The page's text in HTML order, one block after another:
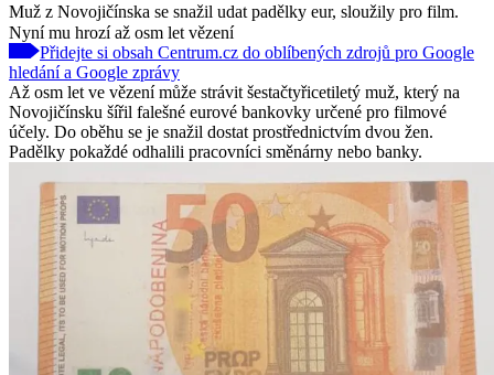
Muž z Novojičínska se snažil udat padělky eur, sloužily pro film.
Nyní mu hrozí až osm let vězení
Přidejte si obsah Centrum.cz do oblíbených zdrojů pro Google
hledání a Google zprávy
Až osm let ve vězení může strávit šestačtyřicetiletý muž, který na
Novojičínsku šířil falešné eurové bankovky určené pro filmové
účely. Do oběhu se je snažil dostat prostřednictvím dvou žen.
Padělky pokaždé odhalili pracovníci směnárny nebo banky.